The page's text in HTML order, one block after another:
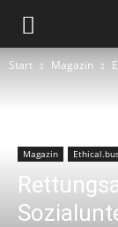
Start Magazin
Magazin